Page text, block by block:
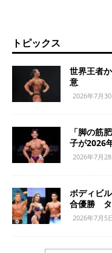
トピックス
世界王者
意
2026年7月30
「脚の筋
子が2026
2026年7月28
ボディビ
合優勝 タ
2026年7月5